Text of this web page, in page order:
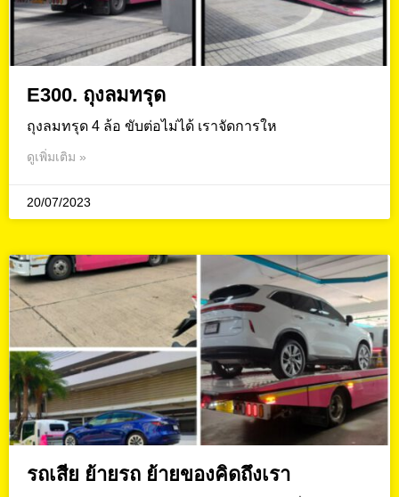
E300. ถุงลมทรุด
ถุงลมทรุด 4 ล้อ ขับต่อไม่ได้ เราจัดการให
ดูเพิ่มเติม »
20/07/2023
รถเสีย ย้ายรถ ย้ายของคิดถึงเรา